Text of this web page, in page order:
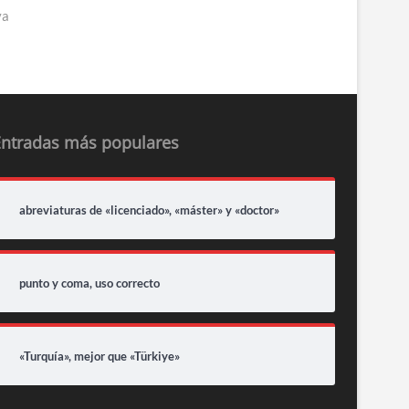
más populares
abreviaturas de «licenciado», «máster» y «doctor»
punto y coma, uso correcto
«Turquía», mejor que «Türkiye»